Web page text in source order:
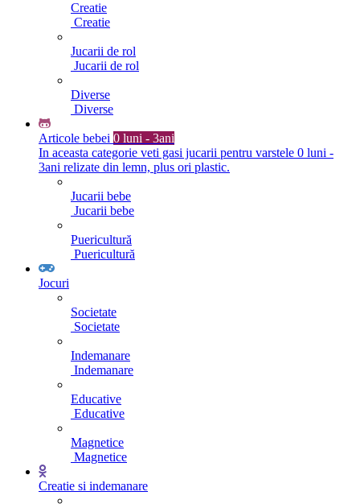
Creatie
Creatie
Jucarii de rol
Jucarii de rol
Diverse
Diverse
Articole bebei 0 luni - 3ani
In aceasta categorie veti gasi jucarii pentru varstele 0 luni -
3ani relizate din lemn, plus ori plastic.
Jucarii bebe
Jucarii bebe
Puericultură
Puericultură
Jocuri
Societate
Societate
Indemanare
Indemanare
Educative
Educative
Magnetice
Magnetice
Creatie si indemanare